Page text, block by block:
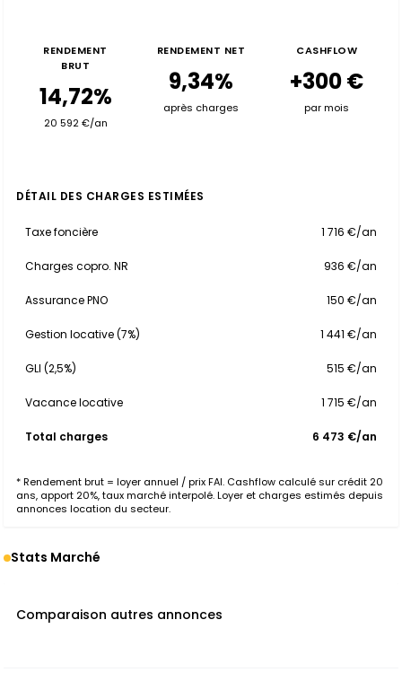
RENDEMENT
BRUT
14,72%
20 592 €/an
RENDEMENT NET
9,34%
après charges
CASHFLOW
+300 €
par mois
DÉTAIL DES CHARGES ESTIMÉES
Taxe foncière 1 716 €/an
Charges copro. NR 936 €/an
Assurance PNO 150 €/an
Gestion locative (7%) 1 441 €/an
GLI (2,5%) 515 €/an
Vacance locative 1 715 €/an
Total charges 6 473 €/an
* Rendement brut = loyer annuel / prix FAI. Cashflow calculé sur crédit 20
ans, apport 20%, taux marché interpolé. Loyer et charges estimés depuis
annonces location du secteur.
Stats Marché
Comparaison autres annonces